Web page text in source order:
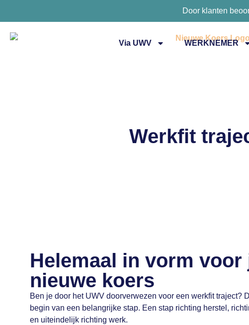
Door klanten
Via UWV WERKNEMER
Werkfit
Helemaal in vorm voor
nieuwe koers
Ben je door het UWV doorverwezen voor een werkfit traject?
begin van een belangrijke stap. Een stap richting herstel,
en uiteindelijk richting werk.